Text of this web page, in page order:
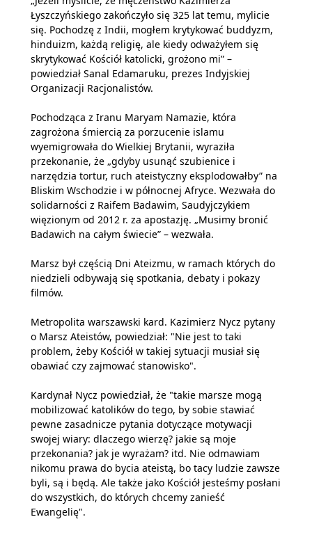
Łyszczyńskiego zakończyło się 325 lat temu, mylicie
się. Pochodzę z Indii, mogłem krytykować buddyzm,
hinduizm, każdą religię, ale kiedy odważyłem się
skrytykować Kościół katolicki, grożono mi” –
powiedział Sanal Edamaruku, prezes Indyjskiej
Organizacji Racjonalistów.
Pochodząca z Iranu Maryam Namazie, która
zagrożona śmiercią za porzucenie islamu
wyemigrowała do Wielkiej Brytanii, wyraziła
przekonanie, że „gdyby usunąć szubienice i
narzędzia tortur, ruch ateistyczny eksplodowałby” na
Bliskim Wschodzie i w północnej Afryce. Wezwała do
solidarności z Raifem Badawim, Saudyjczykiem
więzionym od 2012 r. za apostazję. „Musimy bronić
Badawich na całym świecie” – wezwała.
Marsz był częścią Dni Ateizmu, w ramach których do
niedzieli odbywają się spotkania, debaty i pokazy
filmów.
Metropolita warszawski kard. Kazimierz Nycz pytany
o Marsz Ateistów, powiedział: "Nie jest to taki
problem, żeby Kościół w takiej sytuacji musiał się
obawiać czy zajmować stanowisko".
Kardynał Nycz powiedział, że "takie marsze mogą
mobilizować katolików do tego, by sobie stawiać
pewne zasadnicze pytania dotyczące motywacji
swojej wiary: dlaczego wierzę? jakie są moje
przekonania? jak je wyrażam? itd. Nie odmawiam
nikomu prawa do bycia ateistą, bo tacy ludzie zawsze
byli, są i będą. Ale także jako Kościół jesteśmy posłani
do wszystkich, do których chcemy zanieść
Ewangelię".